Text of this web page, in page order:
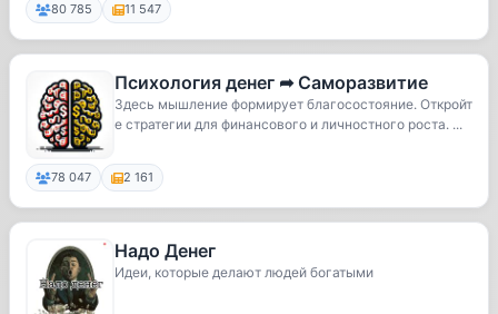
80 785 11 547
Психология денег ➦ Саморазвитие
Здесь мышление формирует благосостояние. Откройт
е стратегии для финансового и личностного роста. ...
78 047 2 161
Надо Денег
Идеи, которые делают людей богатыми